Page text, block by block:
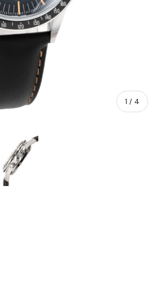
1 / von
4
laden
Bild 4 in Galerieansicht laden